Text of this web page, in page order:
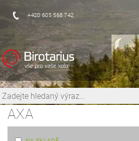
+420 605 568 742
AXA